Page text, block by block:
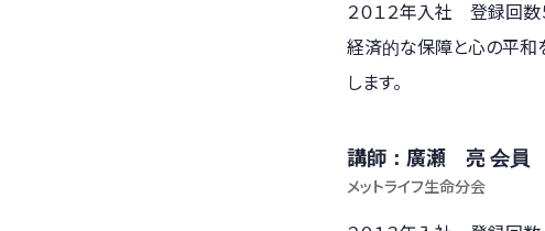
２０１２年入社 登録回数
経済的な保障と心の平和
します。
講師：廣瀬 亮 会員
メットライフ生命分会